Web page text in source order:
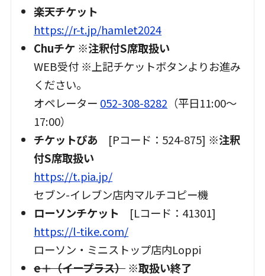
演出・上演台本
吉田鋼太郎 (彩の国シェイクスピア・シリー
ズ芸術監督)
公式ホームページはこちら
→https://horipro-
stage.jp/stage/hamlet2024/
楽天チケット
https://r-t.jp/hamlet2024
Chuチケ ※注釈付S席取扱い
WEB受付 ※上記チケットボタンよりお進み
ください。
オペレーター 052-308-8282 （平日11:00～
17:00）
チケットぴあ [Pコード：524-875] ※注釈
付S席取扱い
https://t.pia.jp/
セブン-イレブン店内マルチコピー機
ローソンチケット [Lコード：41301]
https://l-tike.com/
ローソン・ミニストップ店内Loppi
e＋（イープラス）※取扱い終了